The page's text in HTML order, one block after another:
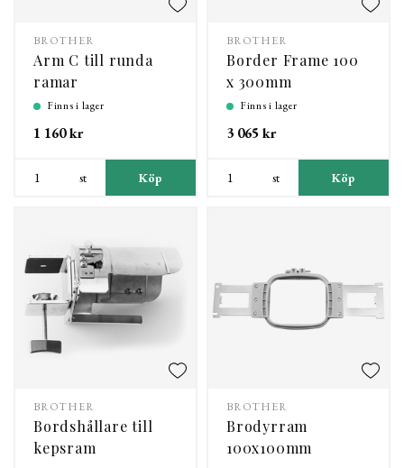
BROTHER
Arm C till runda
ramar
Finns i lager
1 160 kr
st Köp
BROTHER
Border Frame 100
x 300mm
Finns i lager
3 065 kr
st Köp
BROTHER
Bordshållare till
kepsram
BROTHER
Brodyrram
100x100mm